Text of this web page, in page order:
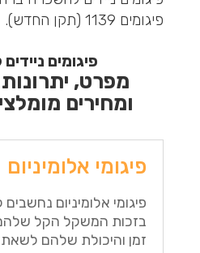
פיגומים 1139 (תקן החדש).
פיגומים
מפרט,
ומחירים
פיגומי אלומיניום
פיגומי אלומיניום נחשבים
בזכות המשקל הקל
זמן והיכולת שלהם